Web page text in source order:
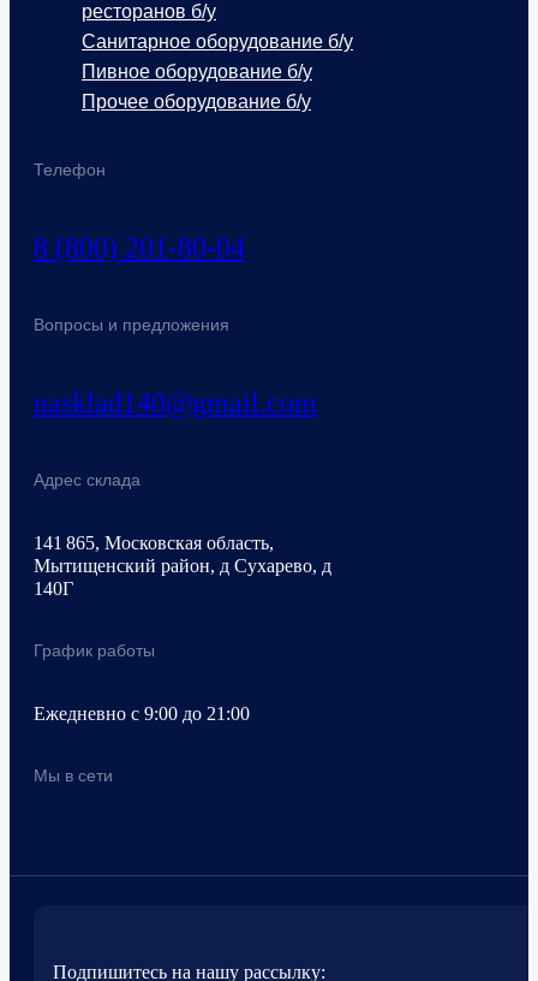
Телефон
8 (800) 201-80-04
Вопросы и предложения
nasklad140@gmail.com
Адрес склада
141 865, Московская область,
Мытищенский район, д Сухарево, д
140Г
График работы
Ежедневно с 9:00 до 21:00
Мы в сети
ресторанов б/у
Санитарное оборудование б/у
Пивное оборудование б/у
Прочее оборудование б/у
Подпишитесь на нашу рассылку: